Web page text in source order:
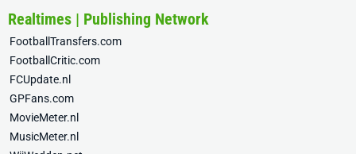
Realtimes | Publishing Network
FootballTransfers.com
FootballCritic.com
FCUpdate.nl
GPFans.com
MovieMeter.nl
MusicMeter.nl